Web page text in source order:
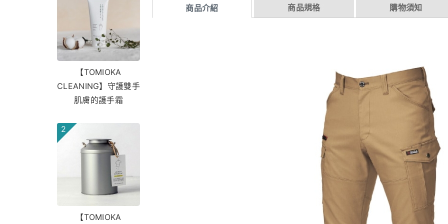
【TOMIOKA
CLEANING】守護雙手
肌膚的護手霜
2
【TOMIOKA
商品介紹 商品規格 購物須知